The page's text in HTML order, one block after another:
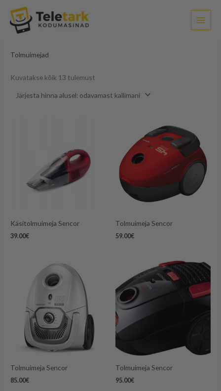
content
Tolmuimejad
Kuvatakse kõik 13 tulemust
Käsitolmuimeja Sencor
39.00€
Tolmuimeja Sencor
59.00€
Tolmuimeja Sencor
85.00€
Tolmuimeja Sencor
95.00€